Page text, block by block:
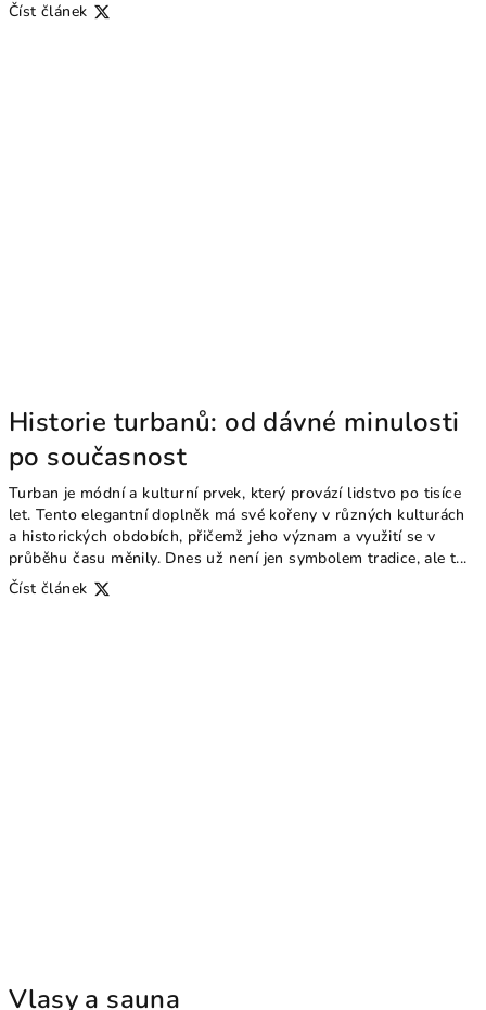
Číst článek
Historie turbanů: od dávné minulosti
po současnost
Turban je módní a kulturní prvek, který provází lidstvo po tisíce
let. Tento elegantní doplněk má své kořeny v různých kulturách
a historických obdobích, přičemž jeho význam a využití se v
průběhu času měnily. Dnes už není jen symbolem tradice, ale t...
Číst článek
Vlasy a sauna